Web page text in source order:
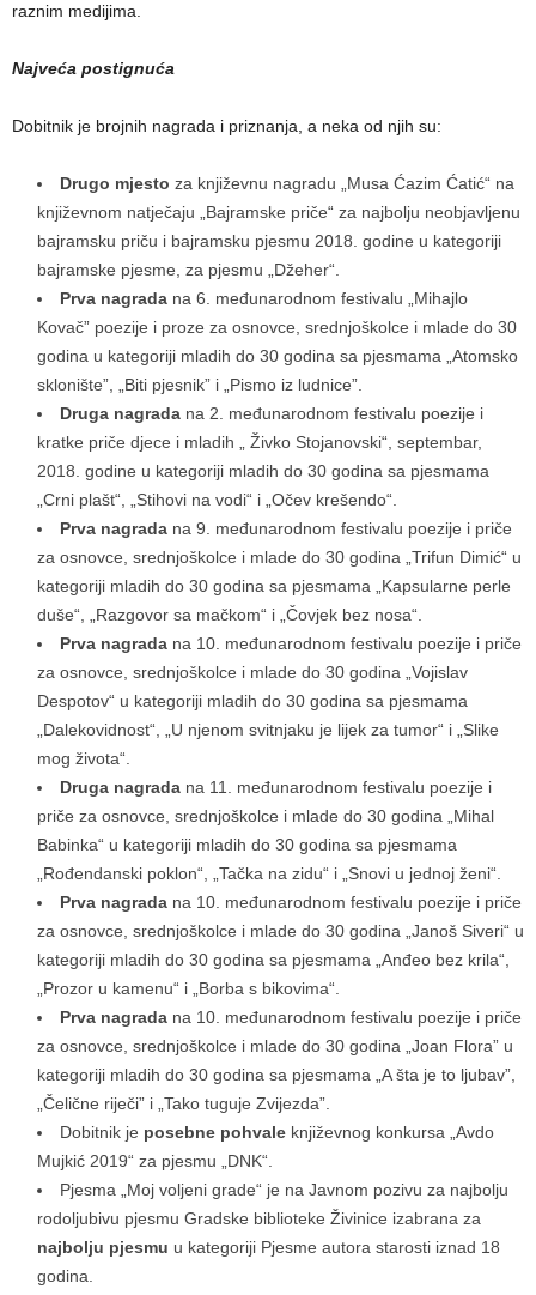
raznim medijima.
Najveća postignuća
Dobitnik je brojnih nagrada i priznanja, a neka od njih su:
Drugo mjesto za književnu nagradu „Musa Ćazim Ćatić“ na
književnom natječaju „Bajramske priče“ za najbolju neobjavljenu
bajramsku priču i bajramsku pjesmu 2018. godine u kategoriji
bajramske pjesme, za pjesmu „Džeher“.
Prva nagrada na 6. međunarodnom festivalu „Mihajlo
Kovač” poezije i proze za osnovce, srednjoškolce i mlade do 30
godina u kategoriji mladih do 30 godina sa pjesmama „Atomsko
sklonište”, „Biti pjesnik” i „Pismo iz ludnice”.
Druga nagrada na 2. međunarodnom festivalu poezije i
kratke priče djece i mladih „ Živko Stojanovski“, septembar,
2018. godine u kategoriji mladih do 30 godina sa pjesmama
„Crni plašt“, „Stihovi na vodi“ i „Očev krešendo“.
Prva nagrada na 9. međunarodnom festivalu poezije i priče
za osnovce, srednjoškolce i mlade do 30 godina „Trifun Dimić“ u
kategoriji mladih do 30 godina sa pjesmama „Kapsularne perle
duše“, „Razgovor sa mačkom“ i „Čovjek bez nosa“.
Prva nagrada na 10. međunarodnom festivalu poezije i priče
za osnovce, srednjoškolce i mlade do 30 godina „Vojislav
Despotov“ u kategoriji mladih do 30 godina sa pjesmama
„Dalekovidnost“, „U njenom svitnjaku je lijek za tumor“ i „Slike
mog života“.
Druga nagrada na 11. međunarodnom festivalu poezije i
priče za osnovce, srednjoškolce i mlade do 30 godina „Mihal
Babinka“ u kategoriji mladih do 30 godina sa pjesmama
„Rođendanski poklon“, „Tačka na zidu“ i „Snovi u jednoj ženi“.
Prva nagrada na 10. međunarodnom festivalu poezije i priče
za osnovce, srednjoškolce i mlade do 30 godina „Janoš Siveri“ u
kategoriji mladih do 30 godina sa pjesmama „Anđeo bez krila“,
„Prozor u kamenu“ i „Borba s bikovima“.
Prva nagrada na 10. međunarodnom festivalu poezije i priče
za osnovce, srednjoškolce i mlade do 30 godina „Joan Flora” u
kategoriji mladih do 30 godina sa pjesmama „A šta je to ljubav”,
„Čelične riječi” i „Tako tuguje Zvijezda”.
Dobitnik je posebne pohvale književnog konkursa „Avdo
Mujkić 2019“ za pjesmu „DNK“.
Pjesma „Moj voljeni grade“ je na Javnom pozivu za najbolju
rodoljubivu pjesmu Gradske biblioteke Živinice izabrana za
najbolju pjesmu u kategoriji Pjesme autora starosti iznad 18
godina.